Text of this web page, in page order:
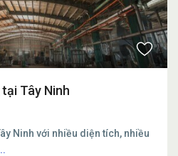
Tây Ninh
Ninh với nhiều diện tích, nhiều